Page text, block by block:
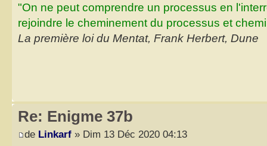
"On ne peut comprendre un processus en
rejoindre le cheminement du processus et
La première loi du Mentat, Frank Herbert, Dune
Re: Enigme 37b
de Linkarf » Dim 13 Déc 2020 04:13